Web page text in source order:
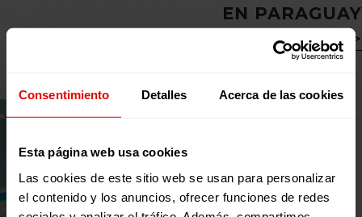
Consentimiento Detalles Acerca de las cookies
Esta página web usa cookies
Las cookies de este sitio web se usan para personalizar
el contenido y los anuncios, ofrecer funciones de redes
EN PARAGUAY
VER HISTORIA